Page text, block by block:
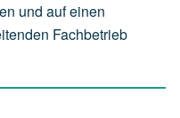
und auf einen
Fachbetrieb